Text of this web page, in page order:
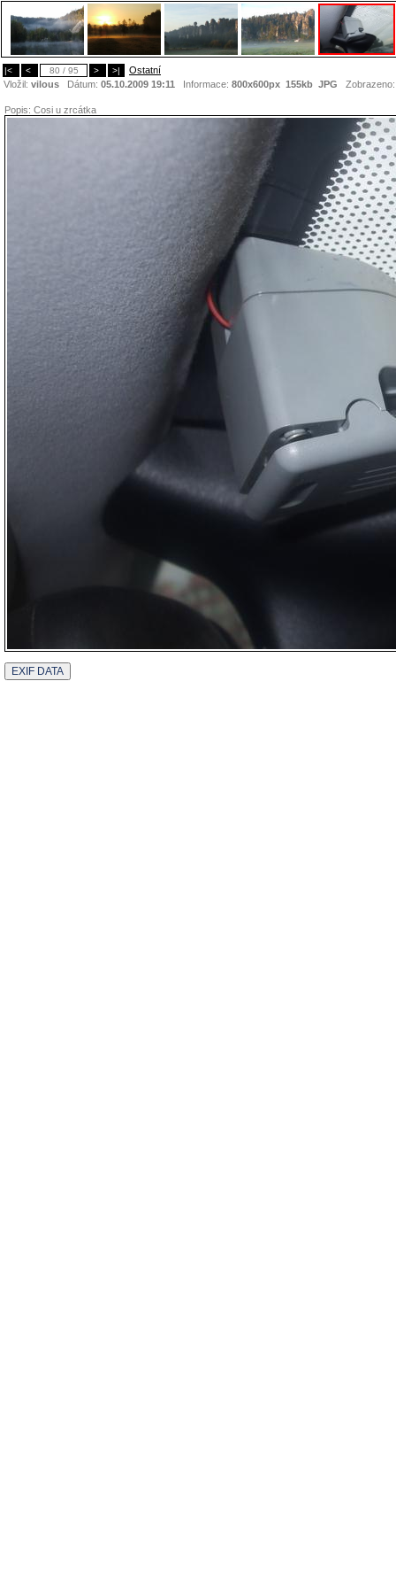
|< < 80 / 95 > >|
Ostatní
Vložil: vilous Dátum: 05.10.2009 19:11 Informace: 800x600px 155kb JPG
Popis: Cosi u zrcátka